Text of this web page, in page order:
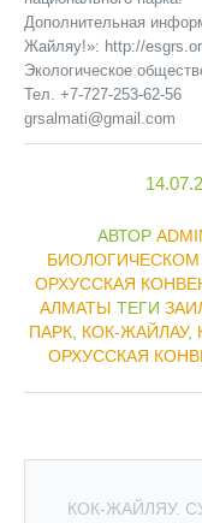
Дополнительная
Жайляу!»: http://
Экологическое
Тел. +7-727-253-62-56
grsalmati@gmail.com
АВТОР
БИОЛОГИЧЕСКОМ
ОРХУССКАЯ
АЛМАТЫ ТЕГИ
ПАРК, КОК-ЖАЙЛАУ,
ОРХУССКАЯ
КОК-ЖАЙЛЯУ.